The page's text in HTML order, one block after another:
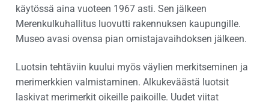
käytössä aina vuoteen 1967 asti. Sen jälkeen
Merenkulkuhallitus luovutti rakennuksen kaupungille.
Museo avasi ovensa pian omistajavaihdoksen jälkeen.
Luotsin tehtäviin kuului myös väylien merkitseminen ja
merimerkkien valmistaminen. Alkukeväästä luotsit
laskivat merimerkit oikeille paikoille. Uudet viitat